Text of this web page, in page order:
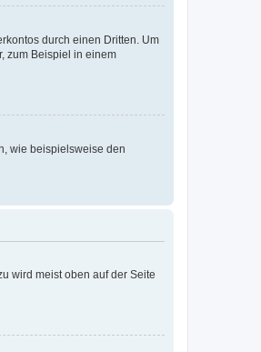
durch einen Dritten. Um
zum Beispiel in einem
wie beispielsweise den
wird meist oben auf der Seite